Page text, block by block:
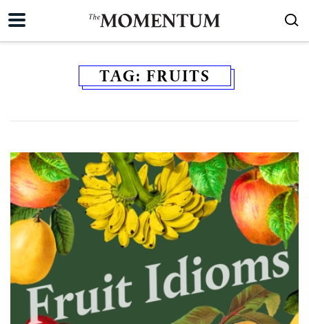
TAG: FRUITS
ค้นหา